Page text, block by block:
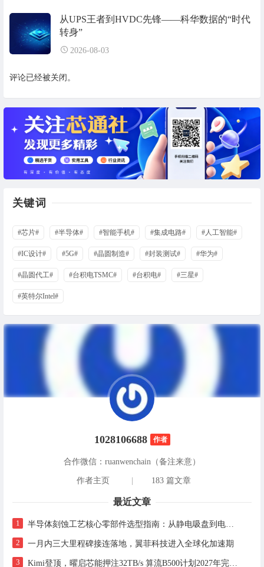
从UPS王者到HVDC先锋——科华数据的“时代
转身”
2026-08-03
评论已经被关闭。
关键词
#芯片# #半导体# #智能手机# #集成电路# #人工智能#
#IC设计# #5G# #晶圆制造# #封装测试# #华为#
#晶圆代工# #台积电TSMC# #台积电# #三星#
#英特尔Intel#
1028106688 作者
合作微信：ruanwenchain（备注来意）
作者主页 | 183 篇文章
最近文章
1
2 一月内三大里程碑接连落地，翼菲科技进入全球化加速期
3